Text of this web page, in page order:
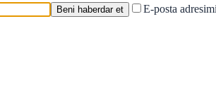
Beni haberdar et E-posta